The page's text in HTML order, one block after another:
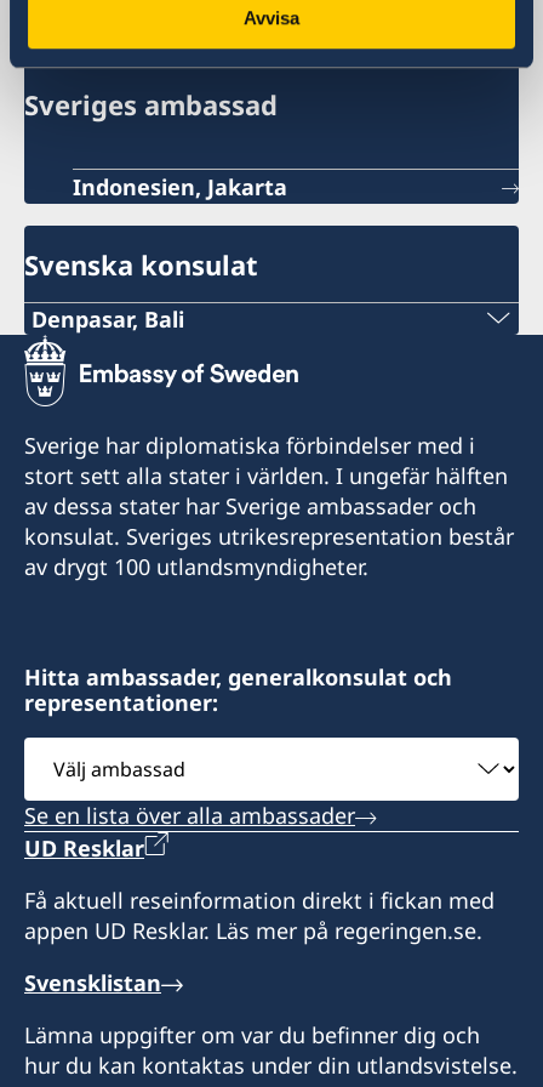
Avvisa
Sverige i Indonesien
Sveriges ambassad
Indonesien, Jakarta
Svenska konsulat
Denpasar, Bali
Telefon:
+62-361-282 223
Mobiltelefon:
+62822 6699 6429
E-post:
Sveriges konsulat:
Segara Village Hotel
Jl. Segara Ayu, Sanur,
Denpasar 80228
Bali - Indonesia
Besökstid:
kl. 10.00 – 13.00, 14.00 – 15.00
Konsulär assistent
Sverige har diplomatiska förbindelser med i
stort sett alla stater i världen. I ungefär hälften
av dessa stater har Sverige ambassader och
konsulat. Sveriges utrikesrepresentation består
av drygt 100 utlandsmyndigheter.
Hitta ambassader, generalkonsulat och
representationer:
Välj
ambassad
Se en lista över alla ambassader
UD Resklar
Få aktuell reseinformation direkt i fickan med
appen UD Resklar. Läs mer på regeringen.se.
Svensklistan
Lämna uppgifter om var du befinner dig och
hur du kan kontaktas under din utlandsvistelse.